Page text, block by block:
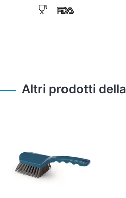
Altri prodotti